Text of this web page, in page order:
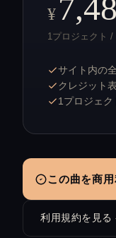
¥
1プロジェクト /
サイト内の
クレジット
1プロジェク
この曲を商
利用規約を見る